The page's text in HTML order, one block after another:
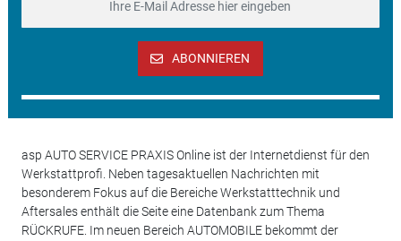
ABONNIEREN
asp AUTO SERVICE PRAXIS Online ist der Internetdienst für den
Werkstattprofi. Neben tagesaktuellen Nachrichten mit
besonderem Fokus auf die Bereiche Werkstatttechnik und
Aftersales enthält die Seite eine Datenbank zum Thema
RÜCKRUFE. Im neuen Bereich AUTOMOBILE bekommt der